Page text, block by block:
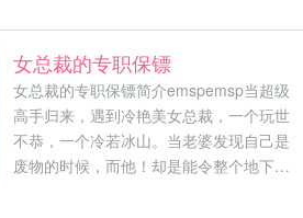
女总裁的专职保镖
女总裁的专职保镖简介emspemsp当超级
高手归来，遇到冷艳美女总裁，一个玩世
不恭，一个冷若冰山。当老婆发现自己是
废物的时候，而他！却是能令整个地下都